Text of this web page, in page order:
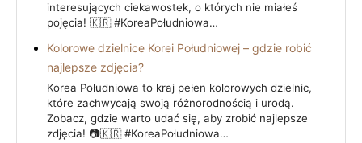
interesujących ciekawostek, o których nie miałeś
pojęcia! 🇰🇷 #KoreaPołudniowa…
Kolorowe dzielnice Korei Południowej – gdzie robić
najlepsze zdjęcia?
Korea Południowa to kraj pełen kolorowych dzielnic,
które zachwycają swoją różnorodnością i urodą.
Zobacz, gdzie warto udać się, aby zrobić najlepsze
zdjęcia! 📷🇰🇷 #KoreaPołudniowa…